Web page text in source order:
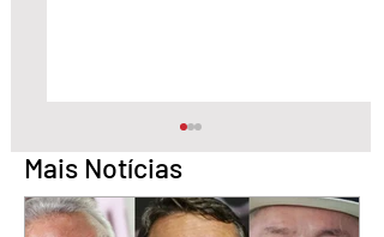
Mais Notícias